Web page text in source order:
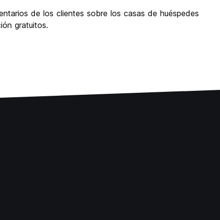
de los clientes sobre los casas de huéspedes
gratuitos.